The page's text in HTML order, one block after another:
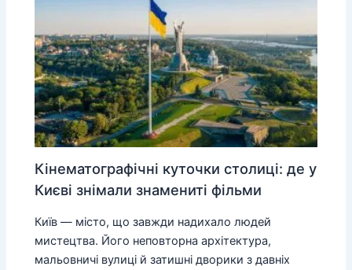
Кінематографічні куточки столиці: де у
Києві знімали знамениті фільми
Київ — місто, що завжди надихало людей
мистецтва. Його неповторна архітектура,
мальовничі вулиці й затишні дворики з давніх